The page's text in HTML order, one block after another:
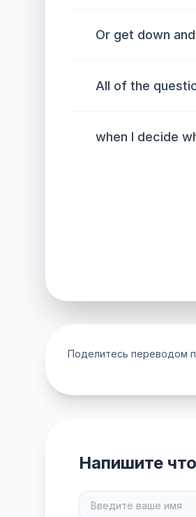
Or get down
All of the
when I decide
Поделитесь переводом
Напишите